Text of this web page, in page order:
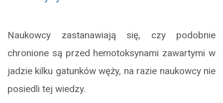
Naukowcy zastanawiają się, czy podobnie
chronione są przed hemotoksynami zawartymi w
jadzie kilku gatunków węży, na razie naukowcy nie
posiedli tej wiedzy.